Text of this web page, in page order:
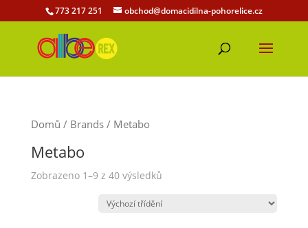
773 217 251 obchod@domacidilna-pohorelice.cz
Domů / Brands / Metabo
Metabo
Zobrazeno 1–9 z 40 výsledků